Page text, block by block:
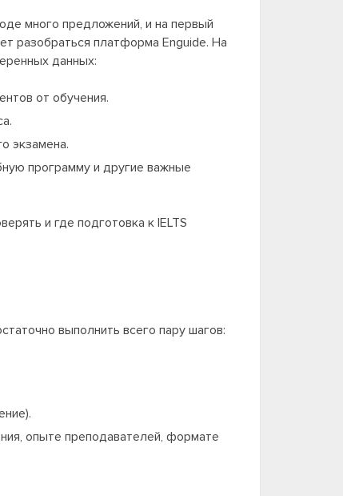
много предложений, и на первый
разобраться платформа Enguide. На
данных:
от обучения.
экзамена.
программу и другие важные
и где подготовка к IELTS
выполнить всего пару шагов:
опыте преподавателей, формате